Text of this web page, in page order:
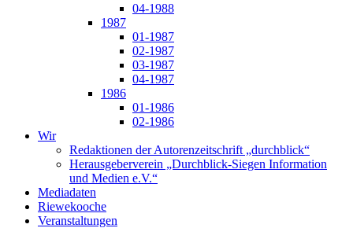
04-1988
1987
01-1987
02-1987
03-1987
04-1987
1986
01-1986
02-1986
Wir
Redaktionen der Autorenzeitschrift „durchblick“
Herausgeberverein „Durchblick-Siegen Information
und Medien e.V.“
Mediadaten
Riewekooche
Veranstaltungen